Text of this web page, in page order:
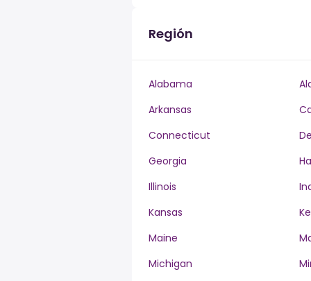
Región
Alabama
Arkansas
Connecticut
Georgia
Illinois
Kansas
Maine
Michigan